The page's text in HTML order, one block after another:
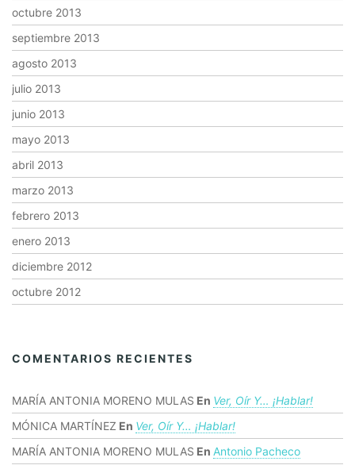
octubre 2013
septiembre 2013
agosto 2013
julio 2013
junio 2013
mayo 2013
abril 2013
marzo 2013
febrero 2013
enero 2013
diciembre 2012
octubre 2012
COMENTARIOS RECIENTES
MARÍA ANTONIA MORENO MULAS En Ver, Oír Y… ¡hablar!
MÓNICA MARTÍNEZ En Ver, Oír Y… ¡hablar!
MARÍA ANTONIA MORENO MULAS En Antonio Pacheco